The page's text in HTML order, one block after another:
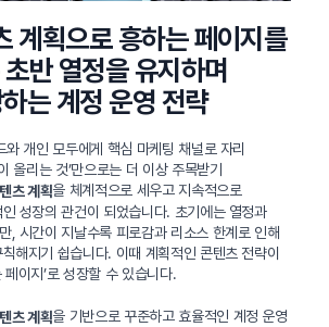
계획으로 흥하는 페이지를
반 열정을 유지하며
는 계정 운영 전략
개인 모두에게 핵심 마케팅 채널로 자리
올리는 것’만으로는 더 이상 주목받기
츠 계획을 체계적으로 세우고 지속적으로
성장의 관건이 되었습니다. 초기에는 열정과
, 시간이 지날수록 피로감과 리소스 한계로 인해
해지기 쉽습니다. 이때 계획적인 콘텐츠 전략이
페이지’로 성장할 수 있습니다.
츠 계획을 기반으로 꾸준하고 효율적인 계정 운영